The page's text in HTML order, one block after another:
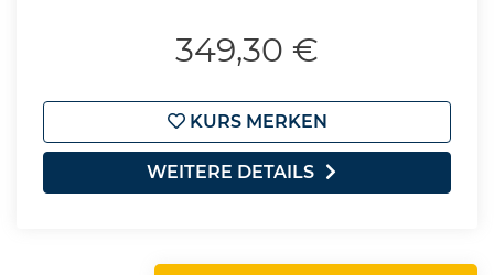
349,30 €
KURS MERKEN
WEITERE DETAILS